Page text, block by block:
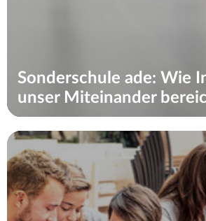
Sonderschule ade: Wie
unser Miteinander